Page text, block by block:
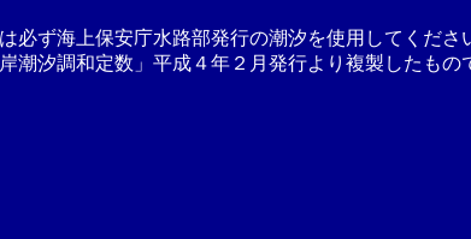
ず海上保安庁水路部発行の潮汐を使用してくださ
汐調和定数」平成４年２月発行より複製したもの